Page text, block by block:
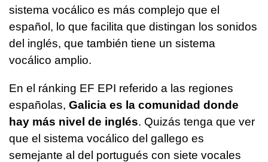
sistema vocálico es más complejo que el
español, lo que facilita que distingan los sonidos
del inglés, que también tiene un sistema
vocálico amplio.
En el ránking EF EPI referido a las regiones
españolas, Galicia es la comunidad donde
hay más nivel de inglés. Quizás tenga que ver
que el sistema vocálico del gallego es
semejante al del portugués con siete vocales